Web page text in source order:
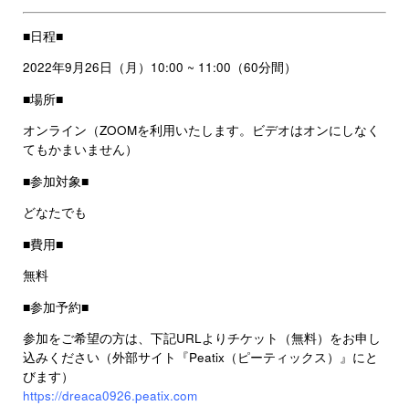
■日程■
2022年9月26日（月）10:00 ~ 11:00（60分間）
■場所■
オンライン（ZOOMを利用いたします。ビデオはオンにしなく
てもかまいません）
■参加対象■
どなたでも
■費用■
無料
■参加予約■
参加をご希望の方は、下記URLよりチケット（無料）をお申し
込みください（外部サイト『Peatix（ピーティックス）』にと
びます）
https://dreaca0926.peatix.com